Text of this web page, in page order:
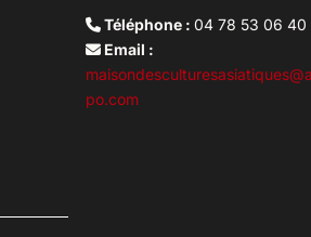
Téléphone :04 78 53 06 40
Email :
po.com